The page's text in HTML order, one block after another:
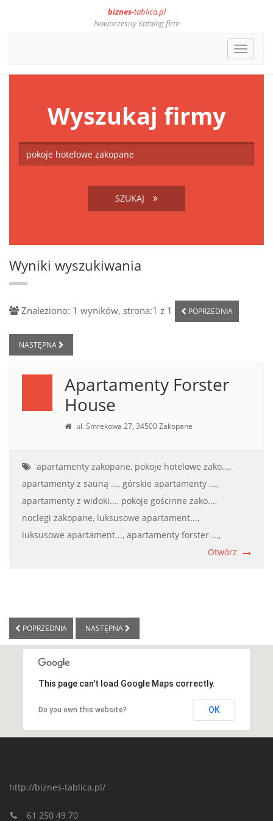
biznes-tablica.pl
Nowoczesny Katalog firm
Toggle
Wyszukaj firmy
SZUKAJ
Wyniki wyszukiwania
Znaleziono: 1 wyników, strona:1 z 1 POPRZEDNIA
NASTĘPNA
Apartamenty Forster
House
ul. Smrekowa 27, 34500 Zakopane
apartamenty zakopane, pokoje hotelowe zako...,
apartamenty z sauną ..., górskie apartamenty ...,
apartamenty z widoki..., pokoje gościnne zako...,
noclegi zakopane, luksusowe apartament...,
luksusowe apartament..., apartamenty forster ...,
Otwórz
POPRZEDNIA NASTĘPNA
This page can't load Google Maps correctly.
Do you own this website? OK
http://biznes-tablica.pl/
61 250 49 70